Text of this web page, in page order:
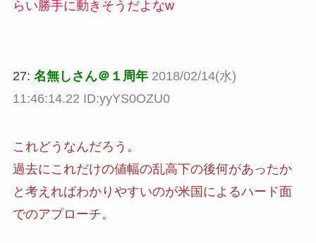
らい勝手に動きそうだよなw
27: 名無しさん＠１周年 2018/02/14(水)
11:46:14.22 ID:yyYS0OZU0
これどうなんだろう。
過去にこれだけの値幅の乱高下の後何があったか
と考えればわかりやすいのが米国によるハード面
でのアプローチ。